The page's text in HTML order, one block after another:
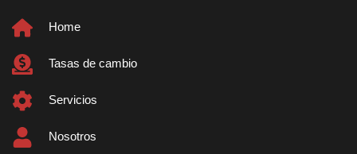
Home
Tasas de cambio
Servicios
Nosotros